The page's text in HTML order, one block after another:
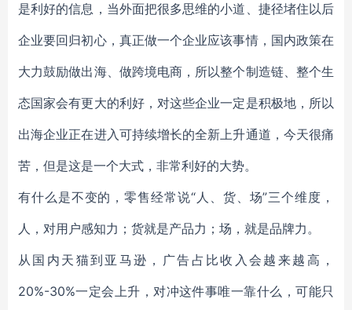
是利好的信息，当外面把很多思维的小道、捷径堵住以后
企业要回归初心，真正做一个企业应该事情，国内政策在
大力鼓励做出海、做跨境电商，所以整个制造链、整个生
态国家会有更大的利好，对这些企业一定是积极地，所以
出海企业正在进入可持续增长的全新上升通道，今天很痛
苦，但是这是一个大式，非常利好的大势。
有什么是不变的，零售经常说“人、货、场”三个维度，
人，对用户感知力；货就是产品力；场，就是品牌力。
从国内天猫到亚马逊，广告占比收入会越来越高，
20%-30%一定会上升，对冲这件事唯一靠什么，可能只